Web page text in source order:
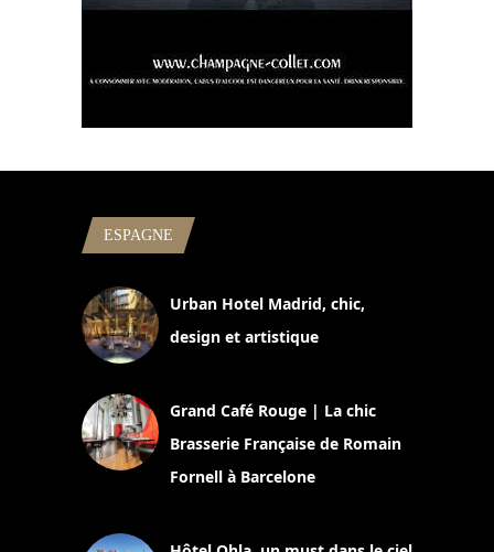
ESPAGNE
Urban Hotel Madrid, chic,
design et artistique
Grand Café Rouge | La chic
Brasserie Française de Romain
Fornell à Barcelone